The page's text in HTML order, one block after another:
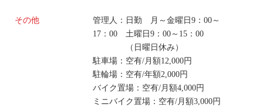
その他
管理人：日勤 月～金曜日9：00～
17：00 土曜日9：00～15：00
（日曜日休み）
駐車場：空有/月額12,000円
駐輪場：空有/年額2,000円
バイク置場：空有/月額4,000円
ミニバイク置場：空有/月額3,000円